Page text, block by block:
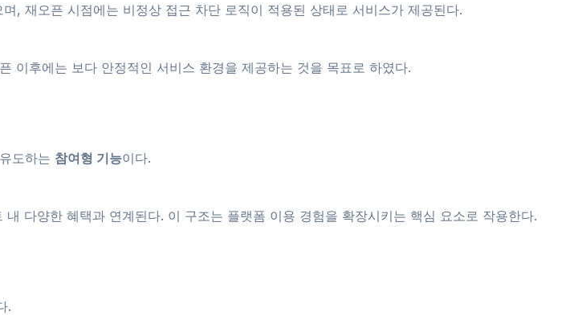
, 재오픈 시점에는 비정상 접근 차단 로직이 적용된 상태로 서비스가 제공된다.
이후에는 보다 안정적인 서비스 환경을 제공하는 것을 목표로 하였다.
도하는 참여형 기능이다.
다양한 혜택과 연계된다. 이 구조는 플랫폼 이용 경험을 확장시키는 핵심 요소로 작용한다.
.